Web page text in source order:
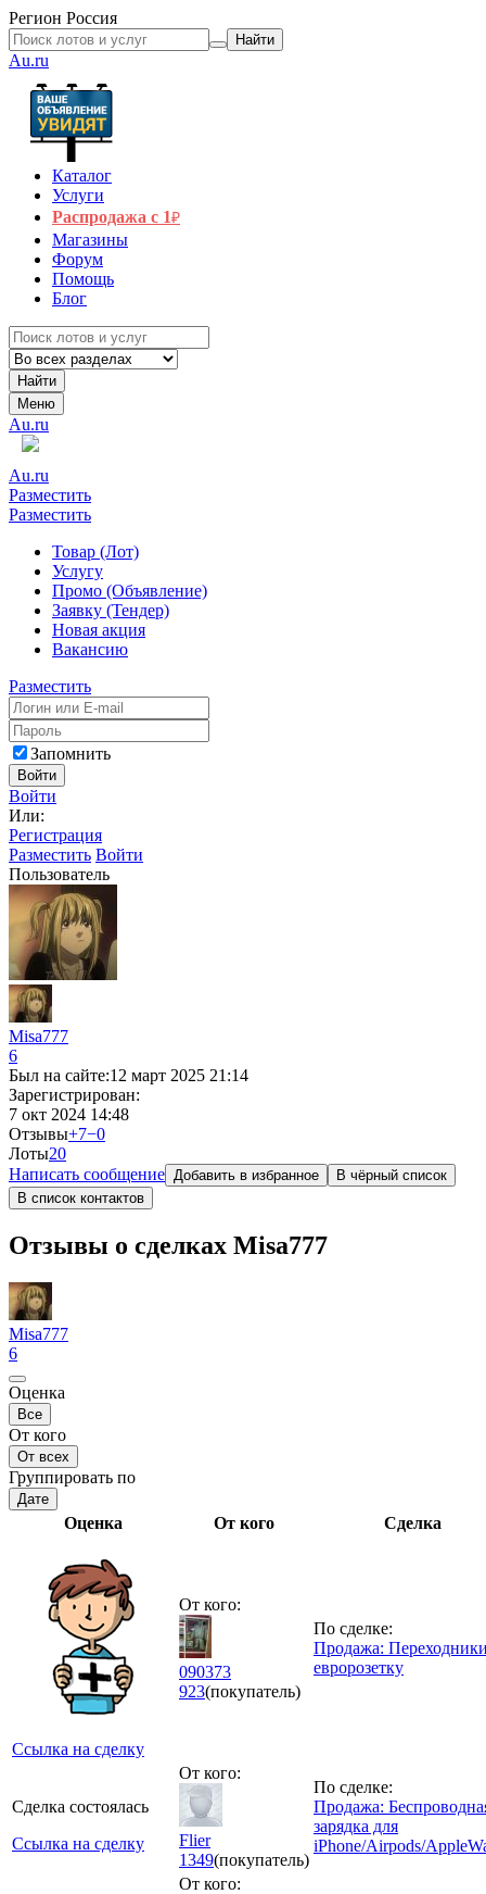
Регион Россия
Найти
Au.ru
Каталог
Услуги
Распродажа с 1₽
Магазины
Форум
Помощь
Блог
Найти
Меню
Au.ru
Au.ru
Разместить
Разместить
Товар (Лот)
Услугу
Промо (Объявление)
Заявку (Тендер)
Новая акция
Вакансию
Разместить
Запомнить
Войти
Войти
Или:
Регистрация
Разместить Войти
Пользователь
Misa777
6
Был на сайте:12 март 2025 21:14
Зарегистрирован:
7 окт 2024 14:48
Отзывы+7−0
Лоты20
Написать сообщение Добавить в избранное
В чёрный список
В список контактов
Отзывы о сделках Misa777
Misa777
6
Оценка
Все
От кого
От всех
Группировать по
Дате
Оценка От кого Сделка
Ссылка на сделку
От кого:
090373
923(покупатель)
По сделке:
Продажа:
евророзетку
Сделка состоялась
Ссылка на сделку
От кого:
Flier
1349(покупатель)
По сделке:
Продажа:
зарядка для
iPhone/Airpods/
От кого: